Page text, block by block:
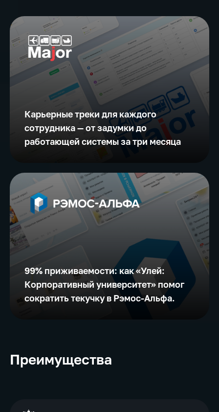
Карьерные треки для каждого
сотрудника — от задумки до
работающей системы за три месяца
99% приживаемости: как «Улей:
Корпоративный университет» помог
сократить текучку в Рэмос-Альфа.
Преимущества